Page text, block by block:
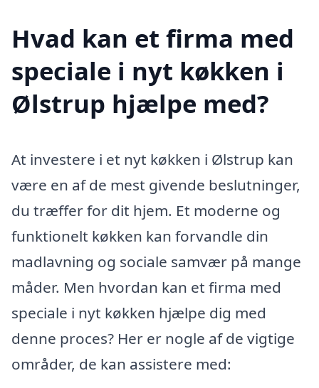
Hvad kan et firma med
speciale i nyt køkken i
Ølstrup hjælpe med?
At investere i et nyt køkken i Ølstrup kan
være en af de mest givende beslutninger,
du træffer for dit hjem. Et moderne og
funktionelt køkken kan forvandle din
madlavning og sociale samvær på mange
måder. Men hvordan kan et firma med
speciale i nyt køkken hjælpe dig med
denne proces? Her er nogle af de vigtige
områder, de kan assistere med: